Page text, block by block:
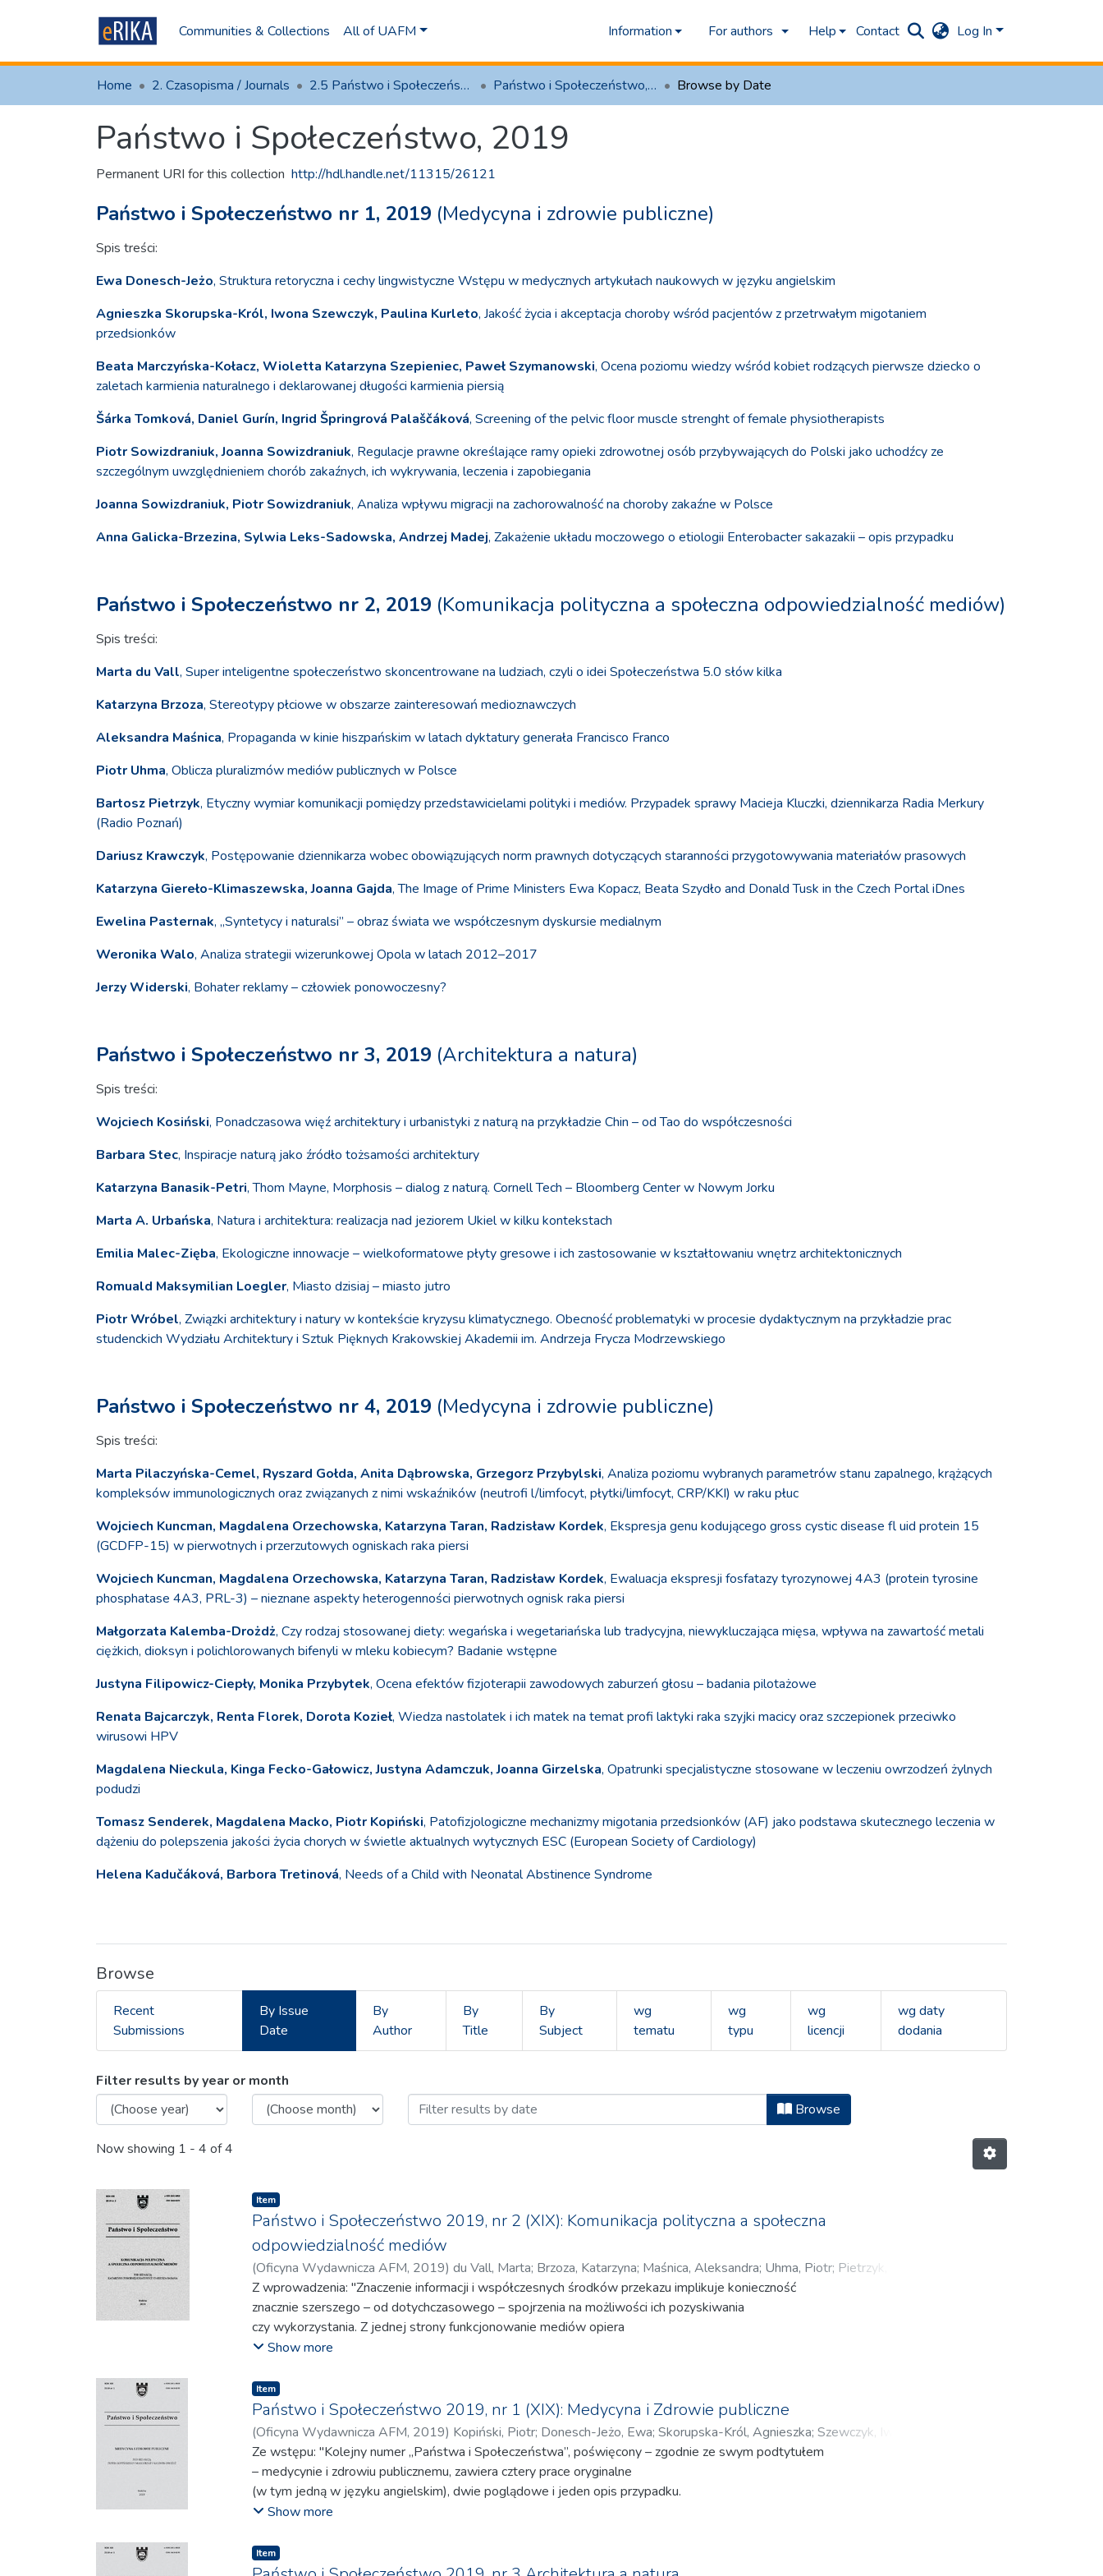
Communities & Collections All of UAFM Information For authors Help Contact Log In
Home 2. Czasopisma / Journals 2.5 Państwo i Społeczeństwo Państwo i Społeczeństwo, 2019 Browse by Date
Państwo i Społeczeństwo, 2019
Permanent URI for this collection http://hdl.handle.net/11315/26121
Państwo i Społeczeństwo nr 1, 2019 (Medycyna i zdrowie publiczne)
Spis treści:
Ewa Donesch-Jeżo, Struktura retoryczna i cechy lingwistyczne Wstępu w medycznych artykułach naukowych w języku angielskim
Agnieszka Skorupska-Król, Iwona Szewczyk, Paulina Kurleto, Jakość życia i akceptacja choroby wśród pacjentów z przetrwałym migotaniem
przedsionków
Beata Marczyńska-Kołacz, Wioletta Katarzyna Szepieniec, Paweł Szymanowski, Ocena poziomu wiedzy wśród kobiet rodzących pierwsze dziecko o
zaletach karmienia naturalnego i deklarowanej długości karmienia piersią
Šárka Tomková, Daniel Gurín, Ingrid Špringrová Palaščáková, Screening of the pelvic floor muscle strenght of female physiotherapists
Piotr Sowizdraniuk, Joanna Sowizdraniuk, Regulacje prawne określające ramy opieki zdrowotnej osób przybywających do Polski jako uchodźcy ze
szczególnym uwzględnieniem chorób zakaźnych, ich wykrywania, leczenia i zapobiegania
Joanna Sowizdraniuk, Piotr Sowizdraniuk, Analiza wpływu migracji na zachorowalność na choroby zakaźne w Polsce
Anna Galicka-Brzezina, Sylwia Leks-Sadowska, Andrzej Madej, Zakażenie układu moczowego o etiologii Enterobacter sakazakii – opis przypadku
Państwo i Społeczeństwo nr 2, 2019 (Komunikacja polityczna a społeczna odpowiedzialność mediów)
Spis treści:
Marta du Vall, Super inteligentne społeczeństwo skoncentrowane na ludziach, czyli o idei Społeczeństwa 5.0 słów kilka
Katarzyna Brzoza, Stereotypy płciowe w obszarze zainteresowań medioznawczych
Aleksandra Maśnica, Propaganda w kinie hiszpańskim w latach dyktatury generała Francisco Franco
Piotr Uhma, Oblicza pluralizmów mediów publicznych w Polsce
Bartosz Pietrzyk, Etyczny wymiar komunikacji pomiędzy przedstawicielami polityki i mediów. Przypadek sprawy Macieja Kluczki, dziennikarza Radia Merkury
(Radio Poznań)
Dariusz Krawczyk, Postępowanie dziennikarza wobec obowiązujących norm prawnych dotyczących staranności przygotowywania materiałów prasowych
Katarzyna Giereło-Klimaszewska, Joanna Gajda, The Image of Prime Ministers Ewa Kopacz, Beata Szydło and Donald Tusk in the Czech Portal iDnes
Ewelina Pasternak, „Syntetycy i naturalsi” – obraz świata we współczesnym dyskursie medialnym
Weronika Walo, Analiza strategii wizerunkowej Opola w latach 2012–2017
Jerzy Widerski, Bohater reklamy – człowiek ponowoczesny?
Państwo i Społeczeństwo nr 3, 2019 (Architektura a natura)
Spis treści:
Wojciech Kosiński, Ponadczasowa więź architektury i urbanistyki z naturą na przykładzie Chin – od Tao do współczesności
Barbara Stec, Inspiracje naturą jako źródło tożsamości architektury
Katarzyna Banasik-Petri, Thom Mayne, Morphosis – dialog z naturą. Cornell Tech – Bloomberg Center w Nowym Jorku
Marta A. Urbańska, Natura i architektura: realizacja nad jeziorem Ukiel w kilku kontekstach
Emilia Malec-Zięba, Ekologiczne innowacje – wielkoformatowe płyty gresowe i ich zastosowanie w kształtowaniu wnętrz architektonicznych
Romuald Maksymilian Loegler, Miasto dzisiaj – miasto jutro
Piotr Wróbel, Związki architektury i natury w kontekście kryzysu klimatycznego. Obecność problematyki w procesie dydaktycznym na przykładzie prac
studenckich Wydziału Architektury i Sztuk Pięknych Krakowskiej Akademii im. Andrzeja Frycza Modrzewskiego
Państwo i Społeczeństwo nr 4, 2019 (Medycyna i zdrowie publiczne)
Spis treści:
Marta Pilaczyńska-Cemel, Ryszard Gołda, Anita Dąbrowska, Grzegorz Przybylski, Analiza poziomu wybranych parametrów stanu zapalnego, krążących
kompleksów immunologicznych oraz związanych z nimi wskaźników (neutrofi l/limfocyt, płytki/limfocyt, CRP/KKI) w raku płuc
Wojciech Kuncman, Magdalena Orzechowska, Katarzyna Taran, Radzisław Kordek, Ekspresja genu kodującego gross cystic disease fl uid protein 15
(GCDFP-15) w pierwotnych i przerzutowych ogniskach raka piersi
Wojciech Kuncman, Magdalena Orzechowska, Katarzyna Taran, Radzisław Kordek, Ewaluacja ekspresji fosfatazy tyrozynowej 4A3 (protein tyrosine
phosphatase 4A3, PRL-3) – nieznane aspekty heterogenności pierwotnych ognisk raka piersi
Małgorzata Kalemba-Drożdż, Czy rodzaj stosowanej diety: wegańska i wegetariańska lub tradycyjna, niewykluczająca mięsa, wpływa na zawartość metali
ciężkich, dioksyn i polichlorowanych bifenyli w mleku kobiecym? Badanie wstępne
Justyna Filipowicz-Ciepły, Monika Przybytek, Ocena efektów fizjoterapii zawodowych zaburzeń głosu – badania pilotażowe
Renata Bajcarczyk, Renta Florek, Dorota Kozieł, Wiedza nastolatek i ich matek na temat profi laktyki raka szyjki macicy oraz szczepionek przeciwko
wirusowi HPV
Magdalena Nieckula, Kinga Fecko-Gałowicz, Justyna Adamczuk, Joanna Girzelska, Opatrunki specjalistyczne stosowane w leczeniu owrzodzeń żylnych
podudzi
Tomasz Senderek, Magdalena Macko, Piotr Kopiński, Patofizjologiczne mechanizmy migotania przedsionków (AF) jako podstawa skutecznego leczenia w
dążeniu do polepszenia jakości życia chorych w świetle aktualnych wytycznych ESC (European Society of Cardiology)
Helena Kadučáková, Barbora Tretinová, Needs of a Child with Neonatal Abstinence Syndrome
Browse
Recent
Submissions
By Issue
Date
By
Author
By
Title
By
Subject
wg
tematu
wg
typu
wg
licencji
wg daty
dodania
Browsing Państwo i Społeczeństwo, 2019 by Issue Date
Filter results by year or month
Browse
Now showing 1 - 4 of 4
Item
Państwo i Społeczeństwo 2019, nr 2 (XIX): Komunikacja polityczna a społeczna
odpowiedzialność mediów
(Oficyna Wydawnicza AFM, 2019) du Vall, Marta; Brzoza, Katarzyna; Maśnica, Aleksandra; Uhma, Piotr; Pietrzyk,
Bartosz;Krawczyk, Dariusz;Giereło-Klimaszewska, Katarzyna;Gajda, Joanna;Pasternak, Ewelina
Widerski, Jerzy
Z wprowadzenia: "Znaczenie informacji i współczesnych środków przekazu implikuje konieczność
znacznie szerszego – od dotychczasowego – spojrzenia na możliwości ich pozyskiwania
czy wykorzystania. Z jednej strony funkcjonowanie mediów opiera
się na doświadczeniu historycznym, z drugiej – wymaga nowego i kompleksowego
technologicznego. Między innymi dlatego wybór artykułów do niniejszego tomu
warunkowany był na wstępie przyjęciem szerokiej optyki w analizie odbioru mediów,
ich wykorzystania (także politycznego), ram funkcjonowania oraz zasad
tworzenia treści."(...)
Show more
Item
Państwo i Społeczeństwo 2019, nr 1 (XIX): Medycyna i Zdrowie publiczne
(Oficyna Wydawnicza AFM, 2019) Kopiński, Piotr; Donesch-Jeżo, Ewa; Skorupska-Król, Agnieszka; Szewczyk, Iwona
Kurleto, Paulina;Marczyńska-Kołacz, Beata;Szepieniec, Wioletta Katarzyna;Szymanowski, Paweł;Tomková, Šárka
Gurín, Daniel ; Špringrová Palaščáková, Ingrid ;Sowizdraniuk, Piotr;Sowizdraniuk, Joanna
Sadowska, Sylwia;Madej, Andrzej; Kalemba-Drożdż, Małgorzata
Ze wstępu: "Kolejny numer „Państwa i Społeczeństwa”, poświęcony – zgodnie ze swym podtytułem
– medycynie i zdrowiu publicznemu, zawiera cztery prace oryginalne
(w tym jedną w języku angielskim), dwie poglądowe i jeden opis przypadku.
Szczególną uwagę chciałbym jednak zwrócić Czytelnikom na – w naszym odczuciu
i Przyjaciela, profesora Bogusława Frańczuka; słowa „wspaniały człowiek,
lekarz oddany zawsze swoim Pacjentom”, jakże często nadużywane, oddają tu
Show more
Item